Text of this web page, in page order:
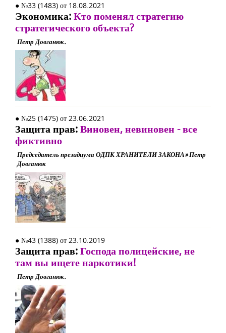
● №33 (1483) от 18.08.2021
Экономика:Кто поменял стратегию
стратегического объекта?
Петр Довганюк.
● №25 (1475) от 23.06.2021
Защита прав:Виновен, невиновен - все
фиктивно
Председатель президиума ОДПК ХРАНИТЕЛИ ЗАКОНА» Петр
Довганюк
● №43 (1388) от 23.10.2019
Защита прав:Господа полицейские, не
там вы ищете наркотики!
Петр Довганюк.